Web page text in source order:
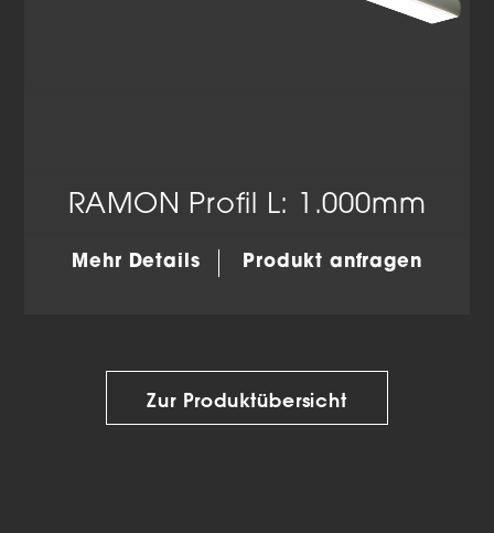
RAMON Profil L: 1.000mm
Mehr Details Produkt anfragen
Zur Produktübersicht